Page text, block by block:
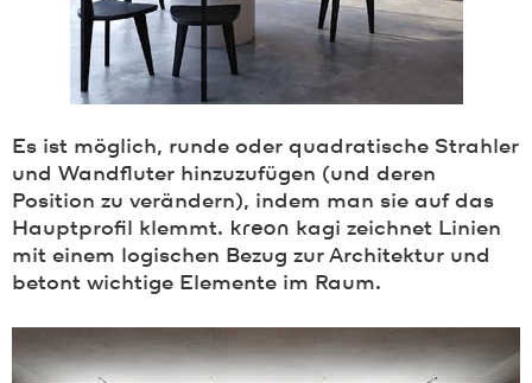
Es ist möglich, runde oder quadratische Strahler
und Wandfluter hinzuzufügen (und deren
Position zu verändern), indem man sie auf das
Hauptprofil klemmt. kreon kagi zeichnet Linien
mit einem logischen Bezug zur Architektur und
betont wichtige Elemente im Raum.